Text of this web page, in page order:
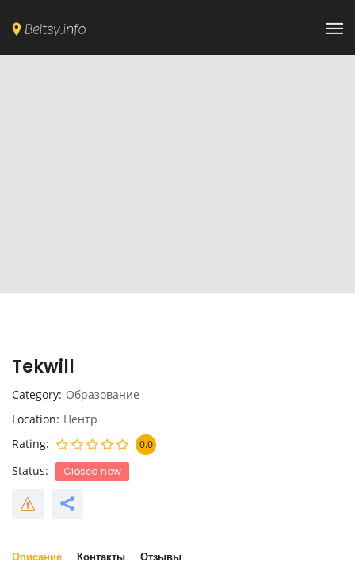
Tekwill
Category Образование
Location Центр
Rating
0.0
Status Closed now
Описание Контакты Отзывы